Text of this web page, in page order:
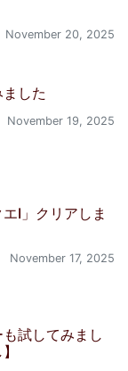
November 20, 2025
した
November 19, 2025
I」クリアしま
November 17, 2025
試してみまし